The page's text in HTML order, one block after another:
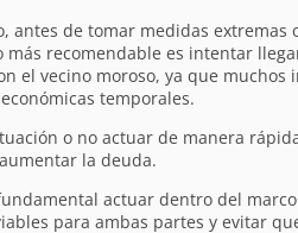
antes de tomar medidas extremas
más recomendable es intentar
el vecino moroso, ya que muchos
temporales.
o no actuar de manera
la deuda.
actuar dentro del
para ambas partes y evitar